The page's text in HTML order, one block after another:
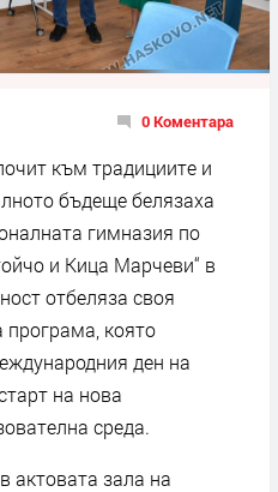
0 Коментара
към традициите и
бъдеще белязаха
гимназия по
и Кица Марчеви“ в
отбеляза своя
програма, която
ден на
на нова
среда.
актовата зала на